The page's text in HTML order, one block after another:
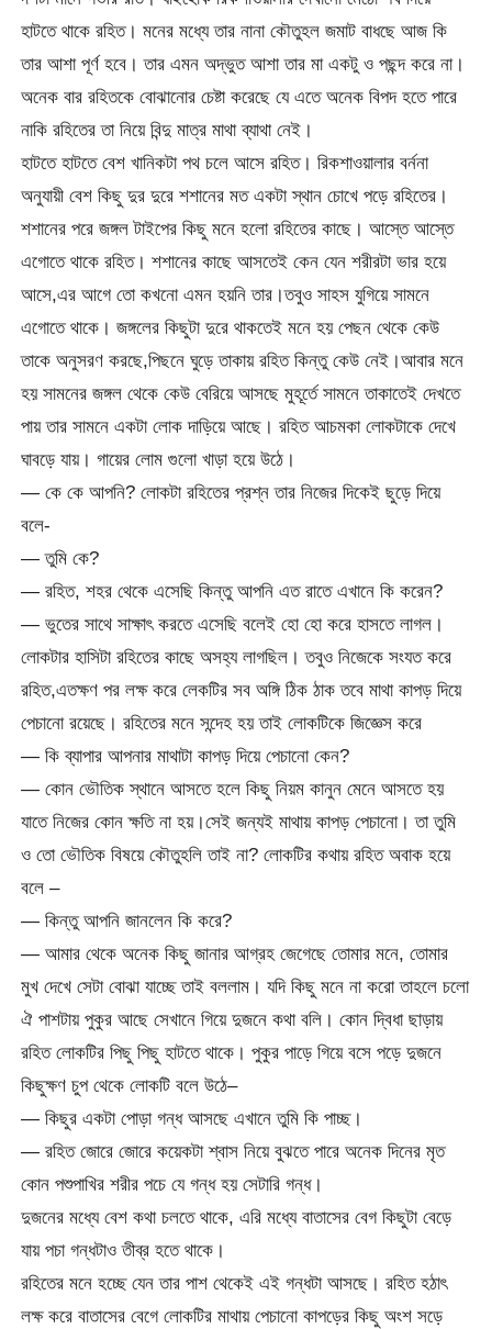
হাটতে থাকে রহিত। মনের মধ্যে তার নানা কৌতুহল জমাট বাধছে আজ কি
তার আশা পূর্ণ হবে। তার এমন অদ্ভুত আশা তার মা একটু ও পছন্দ করে না।
অনেক বার রহিতকে বোঝানোর চেষ্টা করেছে যে এতে অনেক বিপদ হতে পারে
নাকি রহিতের তা নিয়ে বিন্দু মাত্র মাথা ব্যাথা নেই।
হাটতে হাটতে বেশ খানিকটা পথ চলে আসে রহিত। রিকশাওয়ালার বর্ননা
অনুযায়ী বেশ কিছু দুর দুরে শশানের মত একটা স্থান চোখে পড়ে রহিতের।
শশানের পরে জঙ্গল টাইপের কিছু মনে হলো রহিতের কাছে। আস্তে আস্তে
এগোতে থাকে রহিত। শশানের কাছে আসতেই কেন যেন শরীরটা ভার হয়ে
আসে,এর আগে তো কখনো এমন হয়নি তার।তবুও সাহস যুগিয়ে সামনে
এগোতে থাকে। জঙ্গলের কিছুটা দুরে থাকতেই মনে হয় পেছন থেকে কেউ
তাকে অনুসরণ করছে,পিছনে ঘুড়ে তাকায় রহিত কিন্তু কেউ নেই।আবার মনে
হয় সামনের জঙ্গল থেকে কেউ বেরিয়ে আসছে মুহূর্তে সামনে তাকাতেই দেখতে
পায় তার সামনে একটা লোক দাড়িয়ে আছে। রহিত আচমকা লোকটাকে দেখে
ঘাবড়ে যায়। গায়ের লোম গুলো খাড়া হয়ে উঠে।
— কে কে আপনি? লোকটা রহিতের প্রশ্ন তার নিজের দিকেই ছুড়ে দিয়ে
বলে-
— তুমি কে?
— রহিত, শহর থেকে এসেছি কিন্তু আপনি এত রাতে এখানে কি করেন?
— ভুতের সাথে সাক্ষাৎ করতে এসেছি বলেই হো হো করে হাসতে লাগল।
লোকটার হাসিটা রহিতের কাছে অসহ্য লাগছিল। তবুও নিজেকে সংযত করে
রহিত,এতক্ষণ পর লক্ষ করে লেকটির সব অঙ্গি ঠিক ঠাক তবে মাথা কাপড় দিয়ে
পেচানো রয়েছে। রহিতের মনে সন্দেহ হয় তাই লোকটিকে জিজ্ঞেস করে
— কি ব্যাপার আপনার মাথাটা কাপড় দিয়ে পেচানো কেন?
— কোন ভৌতিক স্থানে আসতে হলে কিছু নিয়ম কানুন মেনে আসতে হয়
যাতে নিজের কোন ক্ষতি না হয়।সেই জন্যই মাথায় কাপড় পেচানো। তা তুমি
ও তো ভৌতিক বিষয়ে কৌতুহলি তাই না? লোকটির কথায় রহিত অবাক হয়ে
বলে –
— কিন্তু আপনি জানলেন কি করে?
— আমার থেকে অনেক কিছু জানার আগ্রহ জেগেছে তোমার মনে, তোমার
মুখ দেখে সেটা বোঝা যাচ্ছে তাই বললাম। যদি কিছু মনে না করো তাহলে চলো
ঐ পাশটায় পুকুর আছে সেখানে গিয়ে দুজনে কথা বলি। কোন দ্বিধা ছাড়ায়
রহিত লোকটির পিছু পিছু হাটতে থাকে। পুকুর পাড়ে গিয়ে বসে পড়ে দুজনে
কিছুক্ষণ চুপ থেকে লোকটি বলে উঠে–
— কিছুর একটা পোড়া গন্ধ আসছে এখানে তুমি কি পাচ্ছ।
— রহিত জোরে জোরে কয়েকটা শ্বাস নিয়ে বুঝতে পারে অনেক দিনের মৃত
কোন পশুপাখির শরীর পচে যে গন্ধ হয় সেটারি গন্ধ।
দুজনের মধ্যে বেশ কথা চলতে থাকে, এরি মধ্যে বাতাসের বেগ কিছুটা বেড়ে
যায় পচা গন্ধটাও তীব্র হতে থাকে।
রহিতের মনে হচ্ছে যেন তার পাশ থেকেই এই গন্ধটা আসছে। রহিত হঠাৎ
লক্ষ করে বাতাসের বেগে লোকটির মাথায় পেচানো কাপড়ের কিছু অংশ সড়ে